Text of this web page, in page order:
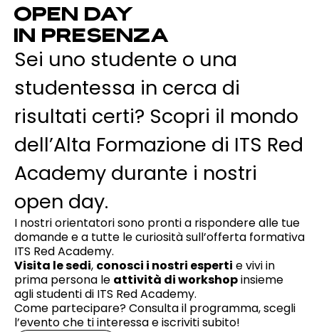
OPEN DAY
IN PRESENZA
Sei uno studente o una
studentessa in cerca di
risultati certi? Scopri il mondo
dell’Alta Formazione di ITS Red
Academy durante i nostri
open day.
I nostri orientatori sono pronti a rispondere alle tue
domande e a tutte le curiosità sull’offerta formativa
ITS Red Academy.
Visita le sedi, conosci i nostri esperti e vivi in
prima persona le attività di workshopinsieme
agli studenti di ITS Red Academy.
Come partecipare? Consulta il programma, scegli
l’evento che ti interessa e iscriviti subito!